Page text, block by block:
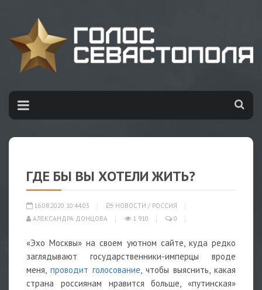
ГДЕ БЫ ВЫ ХОТЕЛИ ЖИТЬ?
16.08.2020 10:44:03 НОВОСТИ / РОССИЯ
АЛЕКСАНДРА ДОНЦОВА
1 910 0
«Эхо Москвы» на своем уютном сайте, куда редко
заглядывают государственники-имперцы вроде
меня, проводит голосование, чтобы выяснить, какая
страна россиянам нравится больше, «путинская»